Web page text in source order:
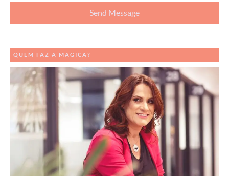
QUEM FAZ A MÁGICA?